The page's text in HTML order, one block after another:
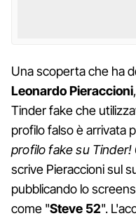
Una scoperta che ha
LeonardoPieraccioni
Tinder fake che
profilo falso è arrivata
profilo fake su
scrive Pieraccioni sul
pubblicando lo
come "Steve 52".